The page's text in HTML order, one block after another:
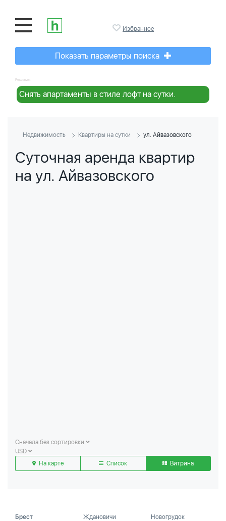
Избранное
Показать параметры поиска
Реклама:
Снять апартаменты в стиле лофт на сутки.
Недвижимость Квартиры на сутки ул. Айвазовского
Суточная аренда квартир
на ул. Айвазовского
Сначала без сортировки
USD
На карте
Список Витрина
Брест
Ждановичи
Новогрудок